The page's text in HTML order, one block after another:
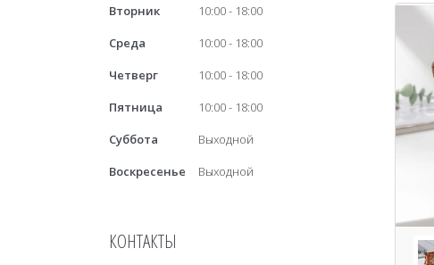
Вторник
10:00
18:00
Среда
10:00
18:00
Четверг
10:00
18:00
Пятница
10:00
18:00
Суббота
Выходной
Воскресенье
Выходной
КОНТАКТЫ